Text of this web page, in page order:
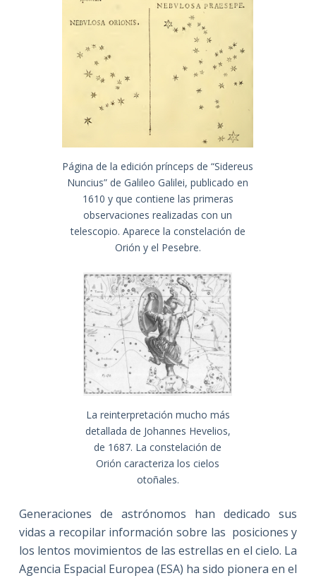
Página de la edición prínceps de “Sidereus
Nuncius” de Galileo Galilei, publicado en
1610 y que contiene las primeras
observaciones realizadas con un
telescopio. Aparece la constelación de
Orión y el Pesebre.
La reinterpretación mucho más
detallada de Johannes Hevelios,
de 1687. La constelación de
Orión caracteriza los cielos
otoñales.
Generaciones de astrónomos han dedicado sus
vidas a recopilar información sobre las posiciones y
los lentos movimientos de las estrellas en el cielo. La
Agencia Espacial Europea (ESA) ha sido pionera en el